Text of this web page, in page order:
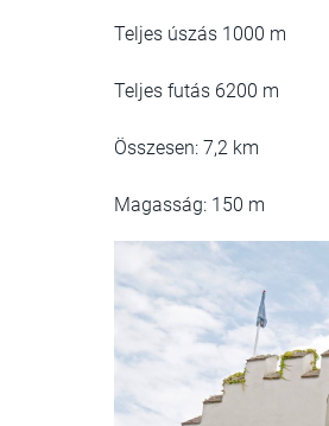
Teljes úszás 1000 m
Teljes futás 6200 m
Összesen: 7,2 km
Magasság: 150 m